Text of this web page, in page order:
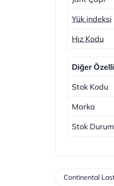
Yük indeksi
Hız Kodu
Diğer
Stok Kodu
Marka
Stok
Continental